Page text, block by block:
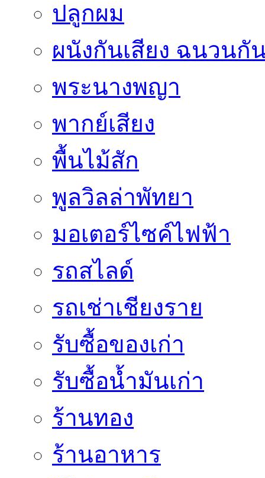
ปลูกผม
ผนังกันเสียง ฉนวนกั
พระนางพญา
พากย์เสียง
พื้นไม้สัก
พูลวิลล่าพัทยา
มอเตอร์ไซค์ไฟฟ้า
รถสไลด์
รถเช่าเชียงราย
รับซื้อของเก่า
รับซื้อน้ำมันเก่า
ร้านทอง
ร้านอาหาร